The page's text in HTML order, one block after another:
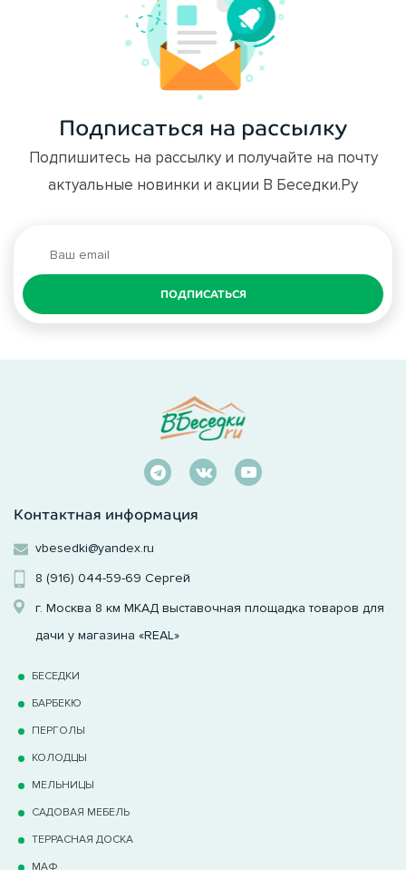
Подписаться на рассылку
Подпишитесь на рассылку и получайте на почту
актуальные новинки и акции В Беседки.Ру
ПОДПИСАТЬСЯ
Контактная информация
vbesedki@yandex.ru
8 (916) 044-59-69 Сергей
г. Москва 8 км МКАД выставочная площадка товаров для
дачи у магазина «REAL»
БЕСЕДКИ
БАРБЕКЮ
ПЕРГОЛЫ
КОЛОДЦЫ
МЕЛЬНИЦЫ
САДОВАЯ МЕБЕЛЬ
ТЕРРАCНАЯ ДОСКА
МАФ